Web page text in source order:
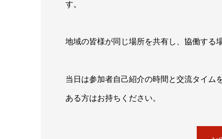
す。
地域の皆様が同じ場所を共有し、協働する
当日は参加者自己紹介の時間と交流タイム
ある方はお持ちください。